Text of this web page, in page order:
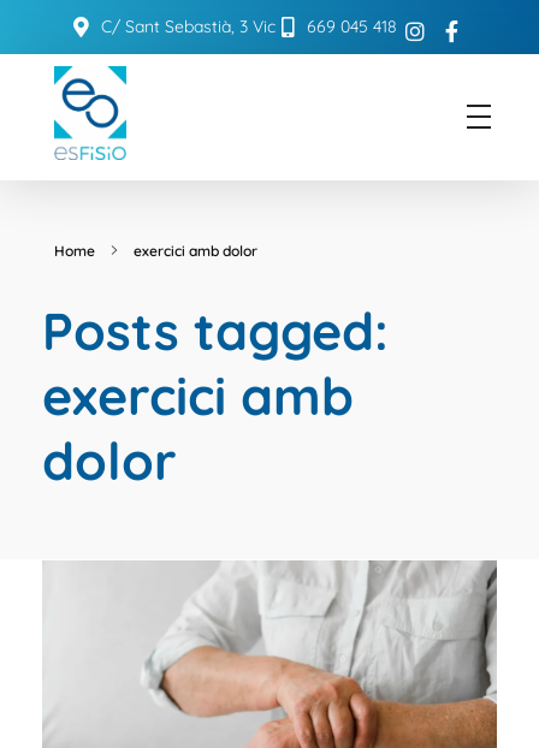
C/ Sant Sebastià, 3 Vic 669 045 418
ESFISIO
Home exercici amb dolor
Posts tagged:
exercici amb
dolor